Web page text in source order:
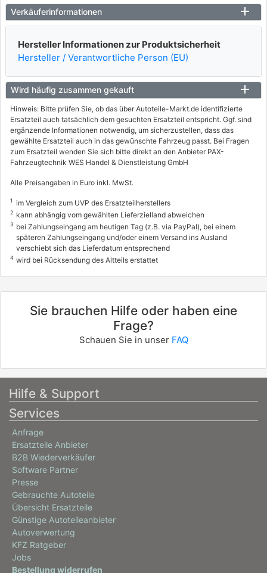
Verkäuferinformationen
Hersteller Informationen zur Produktsicherheit
Hersteller / Verantwortliche Person (EU)
Wird häufig zusammen gekauft
Hinweis: Bitte prüfen Sie, ob das über Autoteile-Markt.de identifizierte
Ersatzteil auch tatsächlich dem gesuchten Ersatzteil entspricht. Ggf. sind
ergänzende Informationen notwendig, um sicherzustellen, dass das
gewählte Ersatzteil auch in das gewünschte Fahrzeug passt. Bei Fragen
zum Ersatzteil wenden Sie sich bitte direkt an den Anbieter PAX-
Fahrzeugtechnik WES Handel & Dienstleistung GmbH
Alle Preisangaben in Euro inkl. MwSt.
1 im Vergleich zum UVP des Ersatzteilherstellers
2 kann abhängig vom gewählten Lieferzielland abweichen
3 bei Zahlungseingang am heutigen Tag (z.B. via PayPal), bei einem
späteren Zahlungseingang und/oder einem Versand ins Ausland
verschiebt sich das Lieferdatum entsprechend
4 wird bei Rücksendung des Altteils erstattet
Sie brauchen Hilfe oder haben eine
Frage?
Schauen Sie in unser FAQ
Hilfe & Support
Services
Anfrage
Ersatzteile Anbieter
B2B Wiederverkäufer
Software Partner
Presse
Gebrauchte Autoteile
Übersicht Ersatzteile
Günstige Autoteileanbieter
Autoverwertung
KFZ Ratgeber
Jobs
Bestellung widerrufen